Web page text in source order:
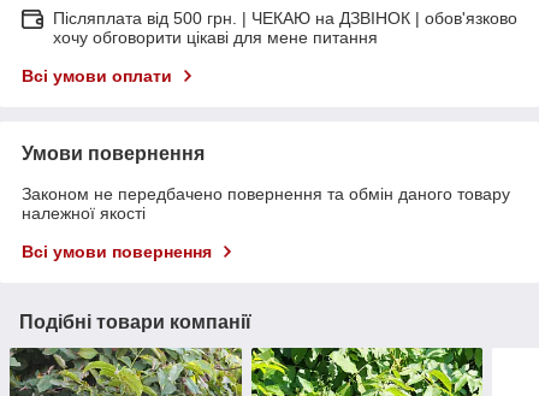
Післяплата від 500 грн. | ЧЕКАЮ на ДЗВІНОК | обов'язково
хочу обговорити цікаві для мене питання
Всі умови оплати
Умови повернення
Законом не передбачено повернення та обмін даного товару
належної якості
Всі умови повернення
Подібні товари компанії